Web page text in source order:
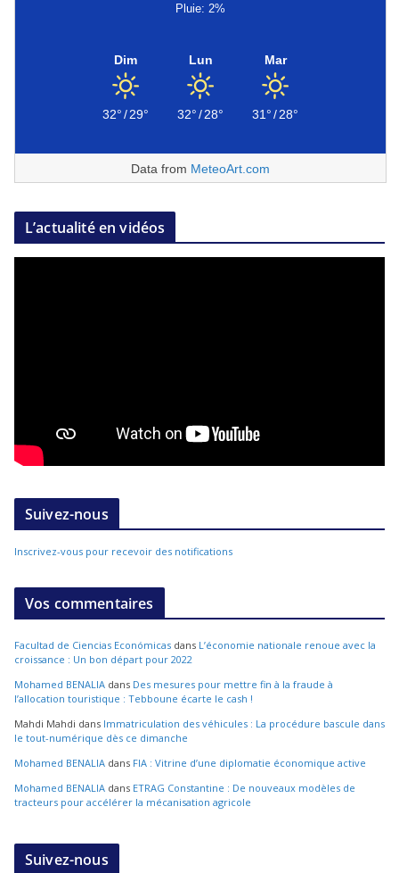
Pluie: 2%
Dim
32°/29°
Lun
32°/28°
Mar
31°/28°
Data from MeteoArt.com
L’actualité en vidéos
Suivez-nous
Inscrivez-vous pour recevoir des notifications
Vos commentaires
Facultad de Ciencias Económicas dans L’économie nationale renoue avec la
croissance : Un bon départ pour 2022
Mohamed BENALIA dans Des mesures pour mettre fin à la fraude à
l’allocation touristique : Tebboune écarte le cash !
Mahdi Mahdi dans Immatriculation des véhicules : La procédure bascule dans
le tout-numérique dès ce dimanche
Mohamed BENALIA dans FIA : Vitrine d’une diplomatie économique active
Mohamed BENALIA dans ETRAG Constantine : De nouveaux modèles de
tracteurs pour accélérer la mécanisation agricole
Suivez-nous